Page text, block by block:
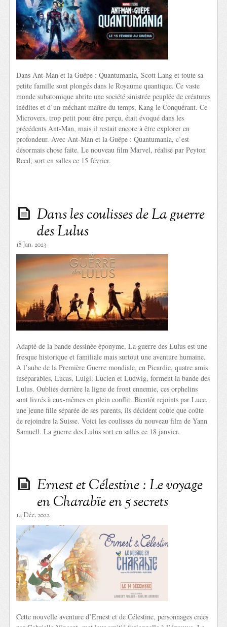
Dans Ant-Man et la Guêpe : Quantumania, Scott Lang et toute sa
petite famille sont plongés dans le Royaume quantique. Ce vaste
monde subatomique abrite une société sinistrée peuplée de créatures
inédites et d’un méchant maître du temps, Kang le Conquérant. Ce
Microvers, trop petit pour être perçu, était évoqué dans les
précédents Ant-Man, mais il restait encore à être explorer en
profondeur. Avec Ant-Man et la Guêpe : Quantumania, c’est
désormais chose faite. Le nouveau film Marvel, réalisé par Peyton
Reed, sort en salles ce 15 février.
Dans les coulisses de La guerre
des Lulus
18 Jan. 2023
Adapté de la bande dessinée éponyme, La guerre des Lulus est une
fresque historique et familiale mais surtout une aventure humaine.
A l’aube de la Première Guerre mondiale, en Picardie, quatre amis
inséparables, Lucas, Luigi, Lucien et Ludwig, forment la bande des
Lulus. Oubliés derrière la ligne de front ennemie, ces orphelins
sont livrés à eux-mêmes en plein conflit. Bientôt rejoints par Luce,
une jeune fille séparée de ses parents, ils décident coûte que coûte
de rejoindre la Suisse. Voici les coulisses du nouveau film de Yann
Samuell. La guerre des Lulus sort en salles ce 18 janvier.
Ernest et Célestine : Le voyage
en Charabïe en 5 secrets
14 Déc. 2022
Cette nouvelle aventure d’Ernest et de Célestine, personnages créés